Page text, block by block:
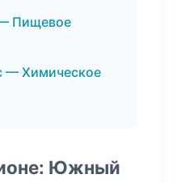
Пищевое
— Химическое
Южный